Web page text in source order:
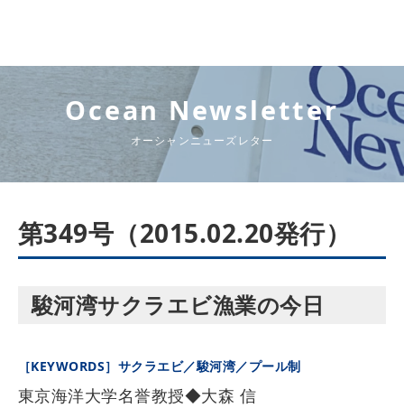
Ocean Newsletter
オーシャンニューズレター
第349号（2015.02.20発行）
駿河湾サクラエビ漁業の今日
［KEYWORDS］サクラエビ／駿河湾／プール制
東京海洋大学名誉教授◆大森 信